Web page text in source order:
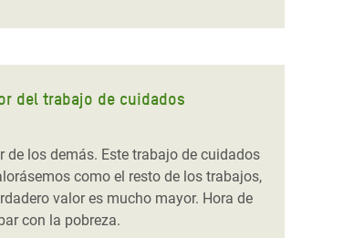
del trabajo de cuidados
los demás. Este trabajo de cuidados
como el resto de los trabajos,
valor es mucho mayor. Hora de
con la pobreza.